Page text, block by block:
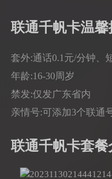
联通千帆卡温馨
套外:通话0.1元/分钟、
年龄:16-30周岁
禁发:仅发广东省内
亲情号:可添加3个联通
联通千帆卡套餐